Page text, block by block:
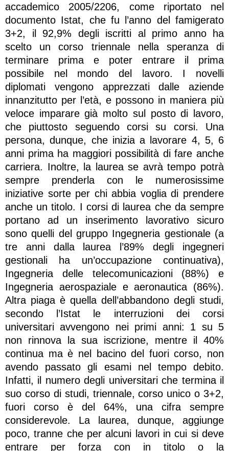
accademico 2005/2206, come riportato nel
documento Istat, che fu l’anno del famigerato
3+2, il 92,9% degli iscritti al primo anno ha
scelto un corso triennale nella speranza di
terminare prima e poter entrare il prima
possibile nel mondo del lavoro. I novelli
diplomati vengono apprezzati dalle aziende
innanzitutto per l’età, e possono in maniera più
veloce imparare già molto sul posto di lavoro,
che piuttosto seguendo corsi su corsi. Una
persona, dunque, che inizia a lavorare 4, 5, 6
anni prima ha maggiori possibilità di fare anche
carriera. Inoltre, la laurea se avrà tempo potrà
sempre prenderla con le numerosissime
iniziative sorte per chi abbia voglia di prendere
anche un titolo. I corsi di laurea che da sempre
portano ad un inserimento lavorativo sicuro
sono quelli del gruppo Ingegneria gestionale (a
tre anni dalla laurea l’89% degli ingegneri
gestionali ha un’occupazione continuativa),
Ingegneria delle telecomunicazioni (88%) e
Ingegneria aerospaziale e aeronautica (86%).
Altra piaga è quella dell’abbandono degli studi,
secondo l’Istat le interruzioni dei corsi
universitari avvengono nei primi anni: 1 su 5
non rinnova la sua iscrizione, mentre il 40%
continua ma è nel bacino del fuori corso, non
avendo passato gli esami nel tempo debito.
Infatti, il numero degli universitari che termina il
suo corso di studi, triennale, corso unico o 3+2,
fuori corso è del 64%, una cifra sempre
considerevole. La laurea, dunque, aggiunge
poco, tranne che per alcuni lavori in cui si deve
entrare per forza con in titolo o la